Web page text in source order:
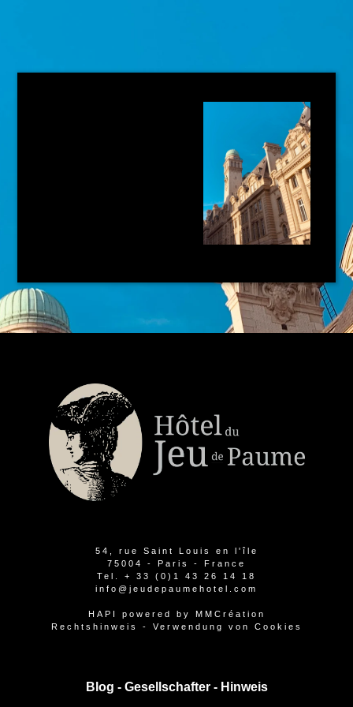
54, rue Saint Louis en l'île
75004 - Paris - France
Tel. + 33 (0)1 43 26 14 18
info@jeudepaumehotel.com
HAPI powered by
MMCréation
Rechtshinweis
- Verwendung von Cookies
Blog - Gesellschafter- Hinweis